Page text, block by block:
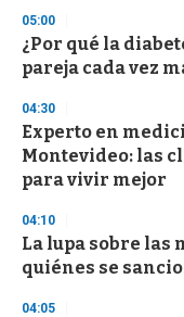
3
s
e
c
n
d
s
05:00
¿Por qué la
pareja cada vez
04:30
Experto en
Montevideo: las
para vivir mejor
04:10
La lupa sobre las
quiénes se
04:05